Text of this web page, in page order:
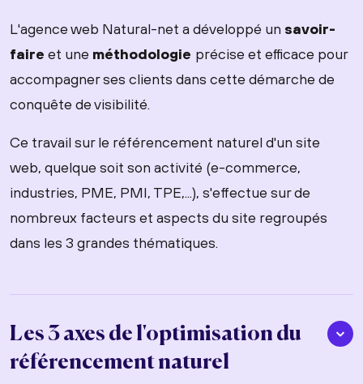
L'agence web Natural-net a développé un savoir-
faire et une méthodologie précise et efficace pour
accompagner ses clients dans cette démarche de
conquête de visibilité.
Ce travail sur le référencement naturel d'un site
web, quelque soit son activité (e-commerce,
industries, PME, PMI, TPE,...), s'effectue sur de
nombreux facteurs et aspects du site regroupés
dans les 3 grandes thématiques.
Les 3 axes de l'optimisation du
référencement naturel